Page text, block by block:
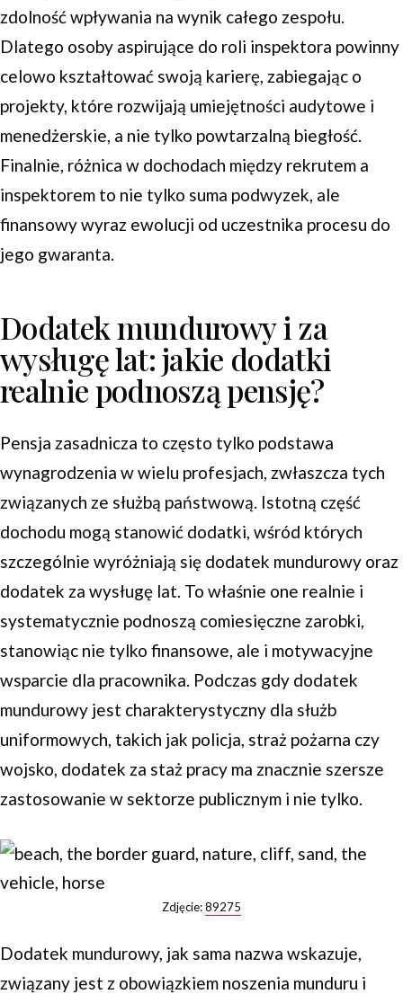
zdolność wpływania na wynik całego zespołu.
Dlatego osoby aspirujące do roli inspektora powinny
celowo kształtować swoją karierę, zabiegając o
projekty, które rozwijają umiejętności audytowe i
menedżerskie, a nie tylko powtarzalną biegłość.
Finalnie, różnica w dochodach między rekrutem a
inspektorem to nie tylko suma podwyzek, ale
finansowy wyraz ewolucji od uczestnika procesu do
jego gwaranta.
Dodatek mundurowy i za
wysługę lat: jakie dodatki
realnie podnoszą pensję?
Pensja zasadnicza to często tylko podstawa
wynagrodzenia w wielu profesjach, zwłaszcza tych
związanych ze służbą państwową. Istotną część
dochodu mogą stanowić dodatki, wśród których
szczególnie wyróżniają się dodatek mundurowy oraz
dodatek za wysługę lat. To właśnie one realnie i
systematycznie podnoszą comiesięczne zarobki,
stanowiąc nie tylko finansowe, ale i motywacyjne
wsparcie dla pracownika. Podczas gdy dodatek
mundurowy jest charakterystyczny dla służb
uniformowych, takich jak policja, straż pożarna czy
wojsko, dodatek za staż pracy ma znacznie szersze
zastosowanie w sektorze publicznym i nie tylko.
Zdjęcie:89275
Dodatek mundurowy, jak sama nazwa wskazuje,
związany jest z obowiązkiem noszenia munduru i